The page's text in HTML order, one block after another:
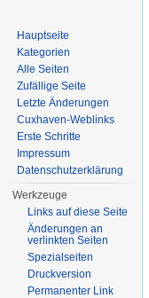
Hauptseite
Kategorien
Alle Seiten
Zufällige Seite
Letzte Änderungen
Cuxhaven-Weblinks
Erste Schritte
Impressum
Datenschutzerklärung
Werkzeuge
Links auf diese Seite
Änderungen an
verlinkten Seiten
Spezialseiten
Druckversion
Permanenter Link